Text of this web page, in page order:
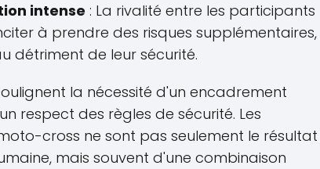
intense : La rivalité entre les participants
à prendre des risques supplémentaires,
détriment de leur sécurité.
la nécessité d'un encadrement
respect des règles de sécurité. Les
cross ne sont pas seulement le résultat
mais souvent d'une combinaison